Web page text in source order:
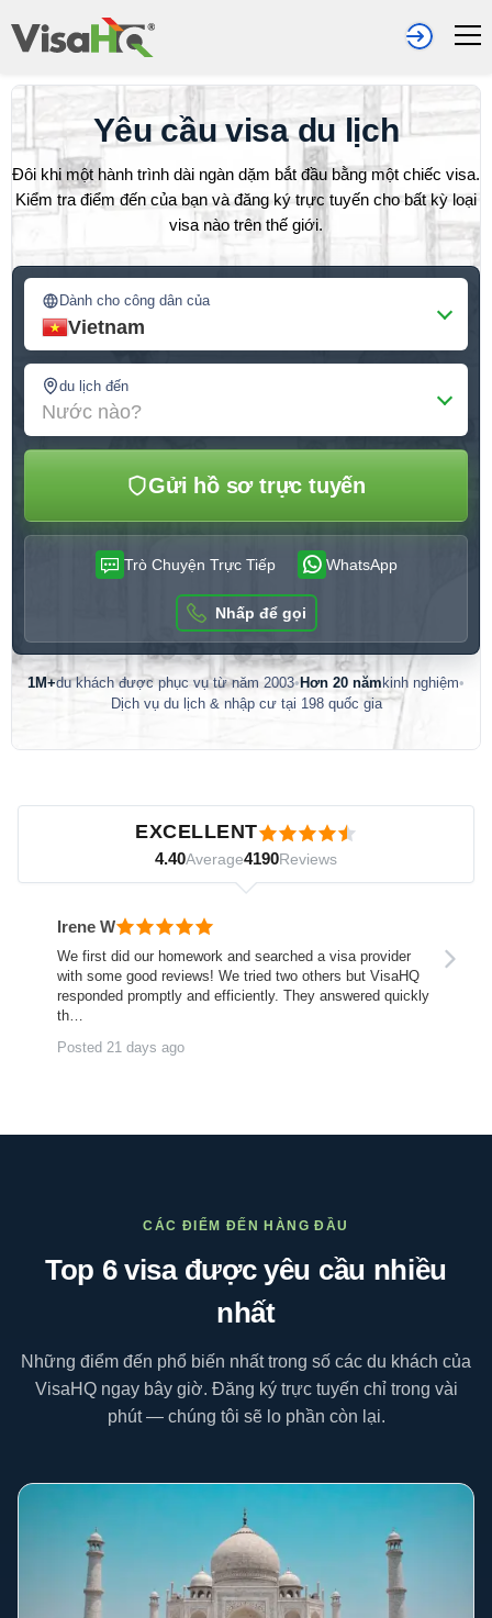
Yêu cầu visa du lịch
Đôi khi một hành trình dài ngàn dặm bắt đầu bằng một chiếc visa.
Kiểm tra điểm đến của bạn và đăng ký trực tuyến cho bất kỳ loại
visa nào trên thế giới.
Dành cho công dân của
Vietnam
du lịch đến
Nước nào?
Gửi hồ sơ trực tuyến
Trò Chuyện Trực Tiếp WhatsApp
Nhấp để gọi
1M+du khách được phục vụ từ năm 2003• Hơn 20 năm kinh nghiệm•
Dịch vụ du lịch & nhập cư tại 198 quốc gia
EXCELLENT
4.40Average4190Reviews
Irene W
We first did our homework and searched a visa provider
with some good reviews! We tried two others but VisaHQ
responded promptly and efficiently. They answered quickly
th…
Posted 21 days ago
CÁC ĐIỂM ĐẾN HÀNG ĐẦU
Top 6visađược yêu cầu nhiều
nhất
Những điểm đến phổ biến nhất trong số các du khách của
VisaHQ ngay bây giờ. Đăng ký trực tuyến chỉ trong vài
phút — chúng tôi sẽ lo phần còn lại.